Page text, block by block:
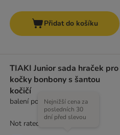
Přidat do košíku
TIAKI Junior sada hraček pro
kočky bonbony s šantou
kočičí
balení po 3 kusech
Nejnižší cena za
posledních 30
dní před slevou
Not rated